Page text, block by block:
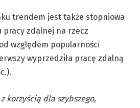
trendem jest także stopniowa
pracy zdalnej na rzecz
względem popularności
wyprzedziła pracę zdalną
korzyścią dla szybszego,